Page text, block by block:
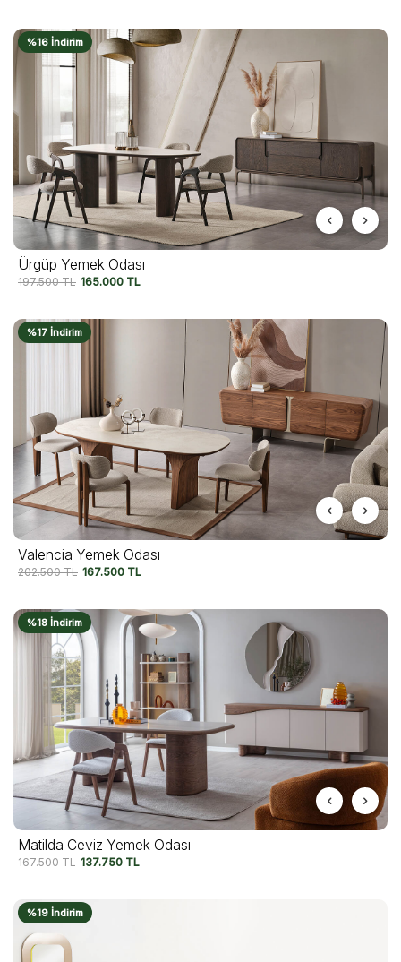
%16 İndirim
Ürgüp Yemek Odası
197.500TL 165.000 TL
%17 İndirim
Valencia Yemek Odası
202.500TL 167.500 TL
%18 İndirim
Matilda Ceviz Yemek Odası
167.500TL 137.750 TL
%19 İndirim